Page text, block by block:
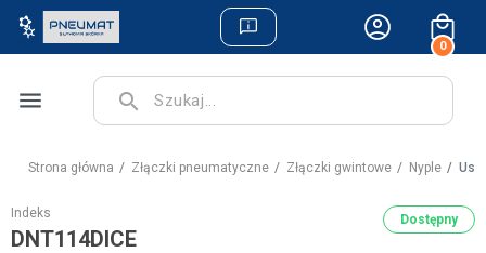
0
menu search
Strona główna Złączki pneumatyczne Złączki gwintowe Nyple
Indeks
DNT114DICE
Dostępny